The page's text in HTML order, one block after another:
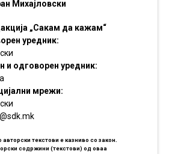
Михајловски
„Сакам да кажам“
уредник:
и одговорен уредник:
мрежи:
текстови е казниво со закон.
содржини (текстови) од оваа